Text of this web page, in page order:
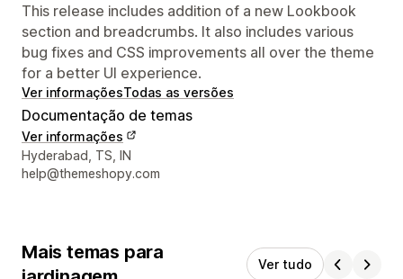
This release includes addition of a new Lookbook
section and breadcrumbs. It also includes various
bug fixes and CSS improvements all over the theme
for a better UI experience.
Ver informaçõesTodas as versões
Documentação de temas
Ver informações
Informações de contato do designer
Hyderabad, TS, IN
help@themeshopy.com
Mais temas para
Ver tudo